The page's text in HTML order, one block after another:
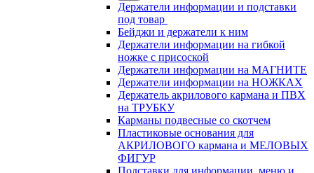
Держатели информации и подставки
под товар
Бейджи и держатели к ним
Держатели информации на гибкой
ножке с присоской
Держатели информации на МАГНИТЕ
Держатели информации на НОЖКАХ
Держатель акрилового кармана и ПВХ
на ТРУБКУ
Карманы подвесные со скотчем
Пластиковые основания для
АКРИЛОВОГО кармана и МЕЛОВЫХ
ФИГУР
Подставки для информации, меню и